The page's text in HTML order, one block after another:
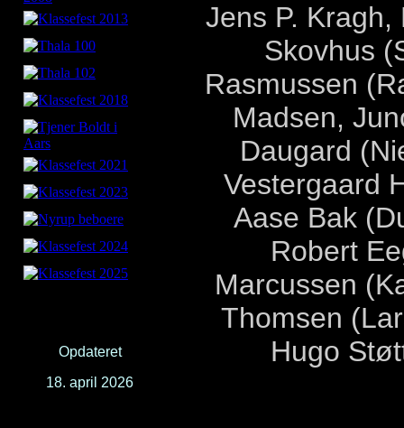
Opdateret
18. april 2026
Jens P.
Skovhus
Rasmussen
Madsen,
Daugard
Vestergaard
Aase Bak
Robert
Marcussen
Thomsen
Hugo